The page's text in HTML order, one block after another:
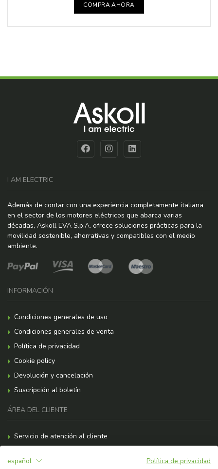
COMPRA AHORA
I AM ELECTRIC
Además de contar con una experiencia completamente italiana
en el sector de los motores eléctricos que abarca varias
décadas, Askoll EVA S.p.A. ofrece soluciones prácticas para la
movilidad sostenible, ahorrativas y compatibles con el medio
ambiente.
INFORMACIÓN
Condiciones generales de uso
Condiciones generales de venta
Política de privacidad
Cookie policy
Devolución y cancelación
Suscripción al boletín
ÁREA DEL CLIENTE
Servicio de atención al cliente
Gastos de envío
español
Política de privacidad